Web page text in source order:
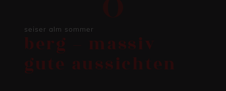
seiser alm sommer
berg – massiv
gute aussichten